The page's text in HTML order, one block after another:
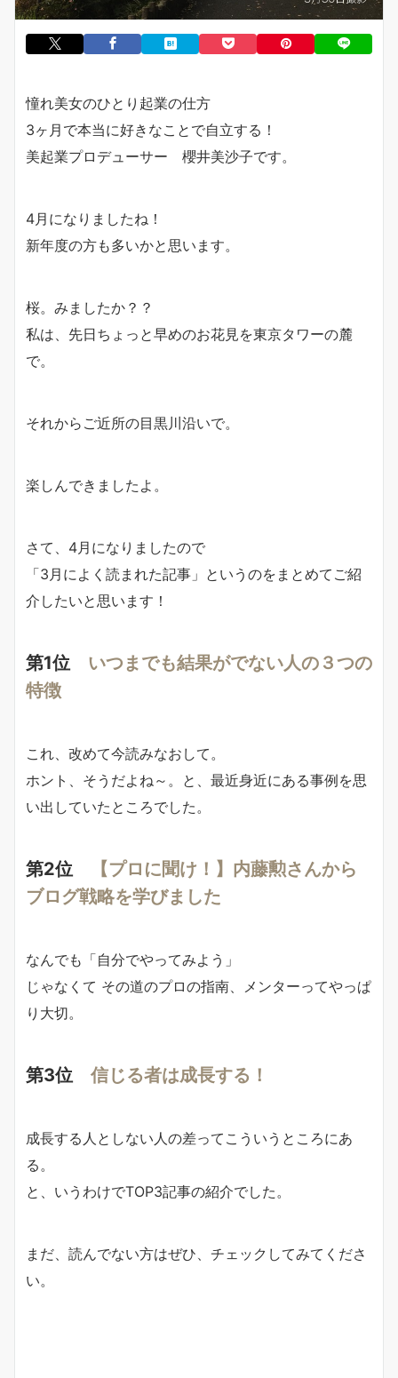
憧れ美女のひとり起業の仕方
3ヶ月で本当に好きなことで自立する！
美起業プロデューサー 櫻井美沙子です。
4月になりましたね！
新年度の方も多いかと思います。
桜。みましたか？？
私は、先日ちょっと早めのお花見を東京タワーの麓
で。
それからご近所の目黒川沿いで。
楽しんできましたよ。
さて、4月になりましたので
「3月によく読まれた記事」というのをまとめてご紹
介したいと思います！
第1位 いつまでも結果がでない人の３つの
特徴
これ、改めて今読みなおして。
ホント、そうだよね～。と、最近身近にある事例を思
い出していたところでした。
第2位 【プロに聞け！】内藤勲さんから
ブログ戦略を学びました
なんでも「自分でやってみよう」
じゃなくて その道のプロの指南、メンターってやっぱ
り大切。
第3位 信じる者は成長する！
成長する人としない人の差ってこういうところにあ
る。
と、いうわけでTOP3記事の紹介でした。
まだ、読んでない方はぜひ、チェックしてみてくださ
い。